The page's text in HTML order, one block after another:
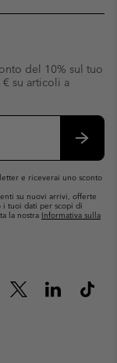
del 10% sul tuo
su articoli a
e riceverai uno sconto
su nuovi arrivi, offerte
i tuoi dati per scopi di
la nostra Informativa sulla